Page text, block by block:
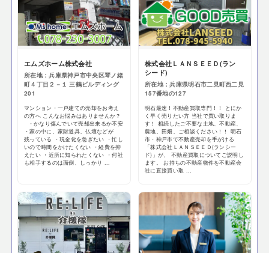
エムズホーム株式会社
所在地：兵庫県神戸市中央区琴ノ緒
町４丁目２－１ 三鶴ビルディング
201
マンション・一戸建ての売却をお考え
の方へ こんなお悩みはありませんか？
・かなり傷んでいて売却出来るか不安
・家の中に、家財道具、仏壇などが
残っている ・現金化を急ぎたい ・忙し
いので時間をかけたくない ・経費を抑
えたい ・近所に知られたくない ・何社
も相手するのは面倒、しっかり ...
株式会社ＬＡＮＳＥＥＤ(ラン
シード)
所在地：兵庫県明石市二見町西二見
157番地の127
明石最速！不動産買取専門！！ とにか
く早く売りたい方 当社で買い取りま
す！ 相続したご不要な土地、不動産、
農地、田畑、ご相談ください！！ 明石
市・神戸市で不動産売却を手がける
「株式会社ＬＡＮＳＥＥＤ(ランシー
ド)」が、 不動産買取についてご説明し
ます。 お持ちの不動産物件を不動産会
社に直接買い取 ...